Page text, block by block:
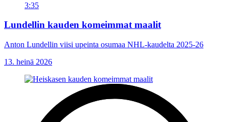
3:35
Lundellin kauden komeimmat maalit
Anton Lundellin viisi upeinta osumaa NHL-kaudelta 2025-26
13. heinä 2026